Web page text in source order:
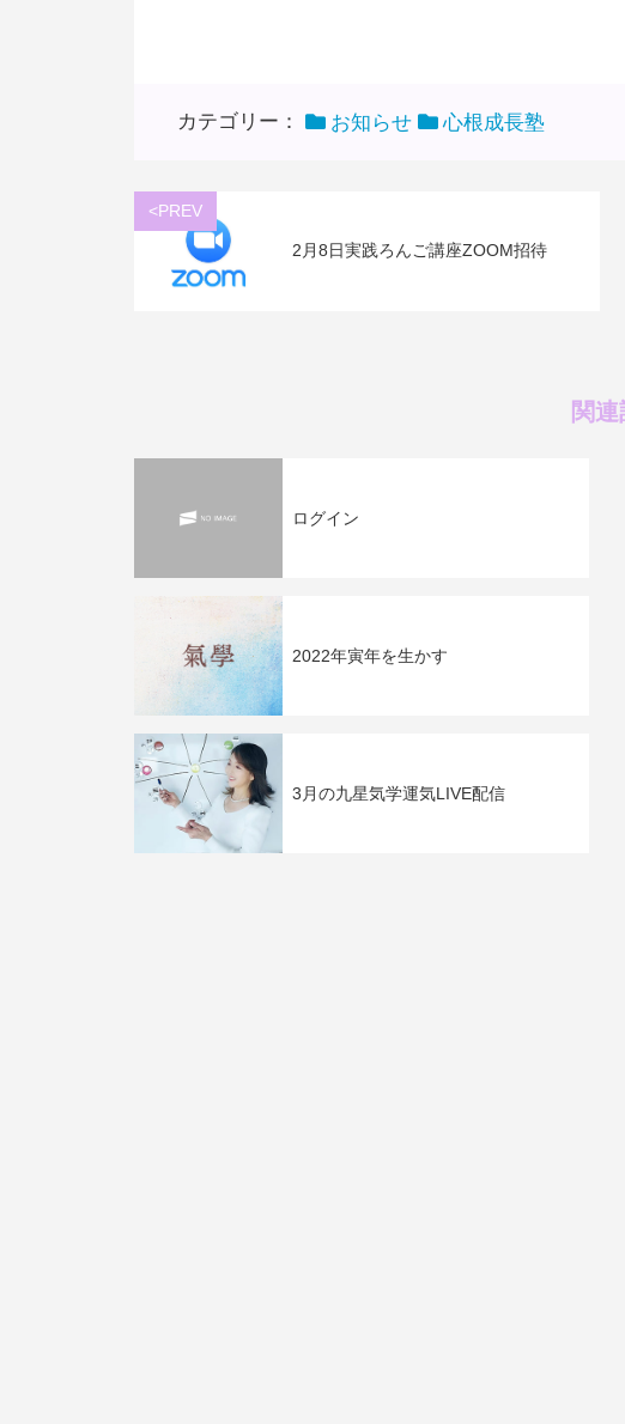
カテゴリー： お知らせ 心根成長塾
<PREV
2月8日実践ろんご講座ZOOM招待
関
ログイン
2022年寅年を生かす
3月の九星気学運気LIVE配信